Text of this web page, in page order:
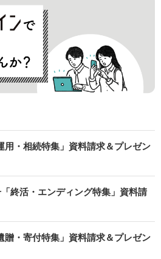
用・相続特集」資料請求＆プレゼン
終活・エンディング特集」資料請
贈・寄付特集」資料請求＆プレゼン